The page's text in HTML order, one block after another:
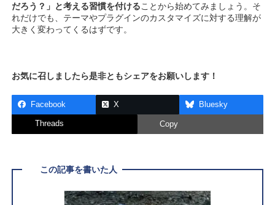
だろう？」と考える習慣を付けることから始めてみましょう。そ
れだけでも、テーマやプラグインのカスタマイズに対する理解が
大きく変わってくるはずです。
お気に召しましたら是非ともシェアをお願いします！
Facebook X Bluesky
Threads Copy
この記事を書いた人